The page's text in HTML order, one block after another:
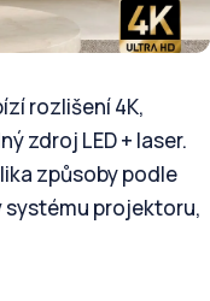
rozlišení 4K,
zdroj LED + laser.
způsoby podle
projektoru,